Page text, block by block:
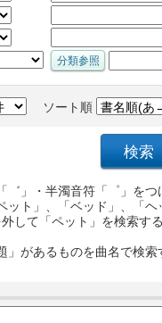
ソート順
゛」・半濁音符「゜」を
ット」、「ベッド」、「
外して「ペット」を検索
」があるものを曲名で検